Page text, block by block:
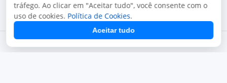
tráfego. Ao clicar em "Aceitar tudo", você consente com o
uso de cookies. Política de Cookies.
Aceitar tudo